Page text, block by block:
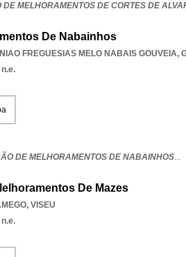
DE MELHORAMENTOS DE CORTES DE
De Nabainhos
FREGUESIAS MELO NABAIS GOUVEIA,
DE MELHORAMENTOS DE NABAINHOS...
De Mazes
, VISEU